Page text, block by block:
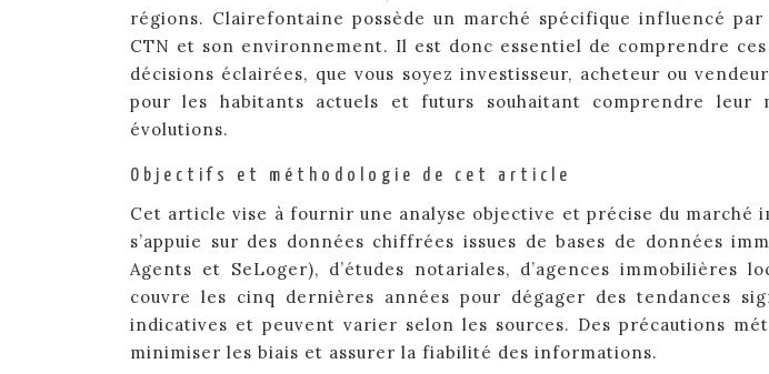
régions. Clairefontaine possède un marché spécifique influencé
CTN et son environnement. Il est donc essentiel de comprendre
décisions éclairées, que vous soyez investisseur, acheteur ou
pour les habitants actuels et futurs souhaitant comprendre leur
évolutions.
Objectifs et méthodologie de cet article
Cet article vise à fournir une analyse objective et précise du marché
s’appuie sur des données chiffrées issues de bases de données
Agents et SeLoger), d’études notariales, d’agences immobilières
couvre les cinq dernières années pour dégager des tendances
indicatives et peuvent varier selon les sources. Des précautions
minimiser les biais et assurer la fiabilité des informations.